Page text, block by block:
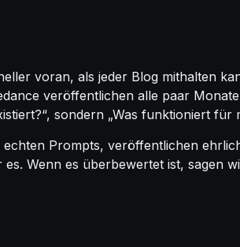
voran, als jeder Blog mithalten
veröffentlichen alle paar
sondern „Was funktioniert
Prompts, veröffentlichen
Wenn es überbewertet ist, sagen